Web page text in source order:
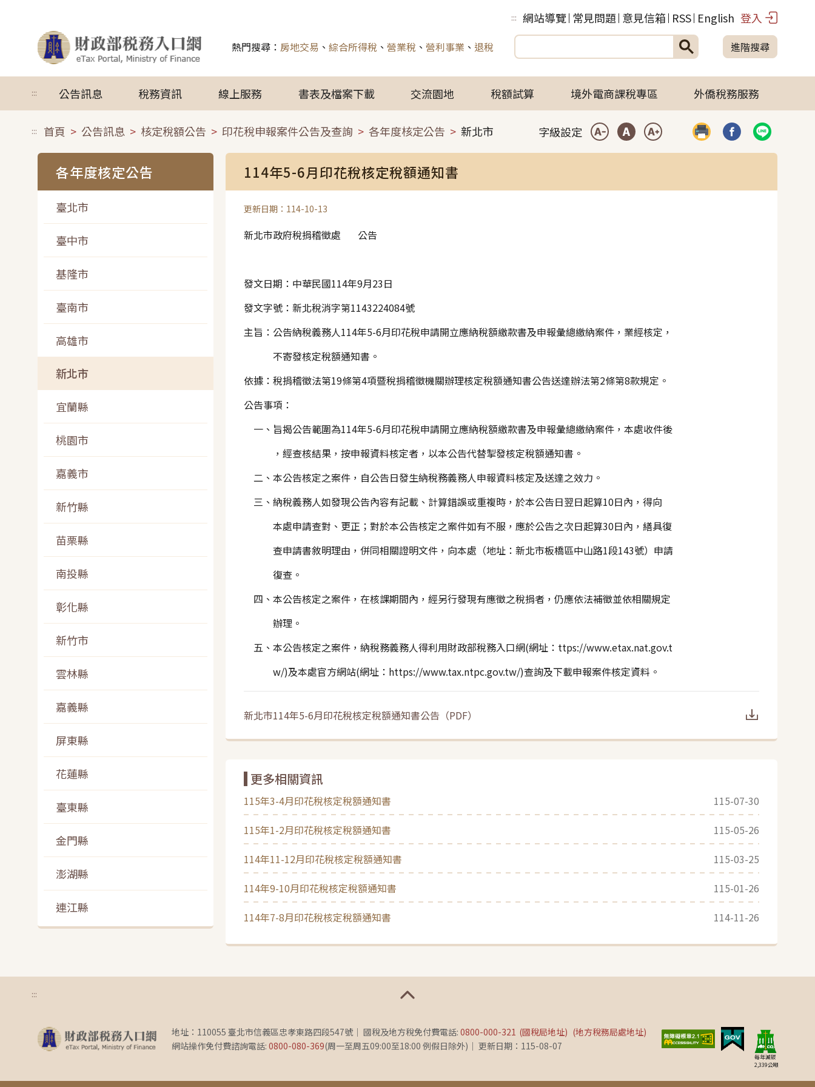
::: 網站導覽 常見問題 意見信箱 RSS English 登入
熱門搜尋： 房地交易 、 綜合所得稅 、 營業稅 、 營利事業 、 退稅 進階搜尋
::: 公告訊息 稅務資訊 線上服務 書表及檔案下載 交流園地 稅額試算 境外電商課稅專區 外僑稅務服務
::: 首頁 公告訊息 核定稅額公告 印花稅申報案件公告及查詢 各年度核定公告 新北市 字級設定
小型字中型字大型字 列印 分享到臉書(開啟
分享到
各年度核定公告
臺北市
臺中市
基隆市
臺南市
高雄市
新北市
宜蘭縣
桃園市
嘉義市
新竹縣
苗栗縣
南投縣
彰化縣
新竹市
雲林縣
嘉義縣
屏東縣
花蓮縣
臺東縣
金門縣
澎湖縣
連江縣
114年5-6月印花稅核定稅額通知書
更新日期：114-10-13
新北市政府稅捐稽徵處 公告
發文日期：中華民國114年9月23日
發文字號：新北稅消字第1143224084號
主旨：公告納稅義務人114年5-6月印花稅申請開立應納稅額繳款書及申報彙總繳納案件，業經核定，
不寄發核定稅額通知書。
依據：稅捐稽徵法第19條第4項暨稅捐稽徵機關辦理核定稅額通知書公告送達辦法第2條第8款規定。
公告事項：
一、旨揭公告範圍為114年5-6月印花稅申請開立應納稅額繳款書及申報彙總繳納案件，本處收件後
，經查核結果，按申報資料核定者，以本公告代替掣發核定稅額通知書。
二、本公告核定之案件，自公告日發生納稅務義務人申報資料核定及送達之效力。
三、納稅義務人如發現公告內容有記載、計算錯誤或重複時，於本公告日翌日起算10日內，得向
本處申請查對、更正；對於本公告核定之案件如有不服，應於公告之次日起算30日內，繕具復
查申請書敘明理由，併同相關證明文件，向本處（地址：新北市板橋區中山路1段143號）申請
復查。
四、本公告核定之案件，在核課期間內，經另行發現有應徵之稅捐者，仍應依法補徵並依相關規定
辦理。
五、本公告核定之案件，納稅務義務人得利用財政部稅務入口網(網址：ttps://www.etax.nat.gov.t
w/)及本處官方網站(網址：https://www.tax.ntpc.gov.tw/)查詢及下載申報案件核定資料。
新北市114年5-6月印花稅核定稅額通知書公告 （PDF）
更多相關資訊
115年3-4月印花稅核定稅額通知書
115-07-30
115年1-2月印花稅核定稅額通知書
115-05-26
114年11-12月印花稅核定稅額通知書
115-03-25
114年9-10月印花稅核定稅額通知書
115-01-26
114年7-8月印花稅核定稅額通知書
114-11-26
:::
地址：110055 臺北市信義區忠孝東路四段547號 國稅及地方稅免付費電話:0800-000-321 (國稅局地址) (地方稅務局處地址)
網站操作免付費諮詢電話:0800-080-369(周一至周五09:00至18:00 例假日除外) 更新日期：115-08-07
每年減碳
2,339公噸